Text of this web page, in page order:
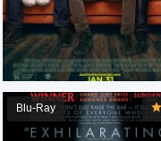
Blu-Ray